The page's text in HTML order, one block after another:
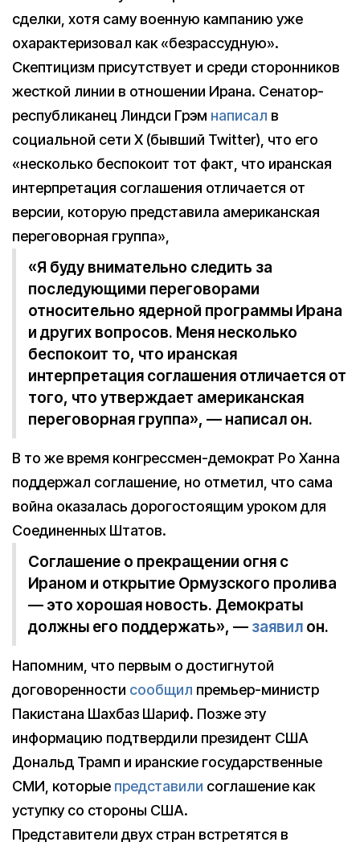
сделки, хотя саму военную кампанию уже
охарактеризовал как «безрассудную».
Скептицизм присутствует и среди сторонников
жесткой линии в отношении Ирана. Сенатор-
республиканец Линдси Грэм написал в
социальной сети X (бывший Twitter), что его
«несколько беспокоит тот факт, что иранская
интерпретация соглашения отличается от
версии, которую представила американская
переговорная группа»,
«Я буду внимательно следить за
последующими переговорами
относительно ядерной программы Ирана
и других вопросов. Меня несколько
беспокоит то, что иранская
интерпретация соглашения отличается от
того, что утверждает американская
переговорная группа», — написал он.
В то же время конгрессмен-демократ Ро Ханна
поддержал соглашение, но отметил, что сама
война оказалась дорогостоящим уроком для
Соединенных Штатов.
Соглашение о прекращении огня с
Ираном и открытие Ормузского пролива
— это хорошая новость. Демократы
должны его поддержать», — заявил он.
Напомним, что первым о достигнутой
договоренности сообщил премьер-министр
Пакистана Шахбаз Шариф. Позже эту
информацию подтвердили президент США
Дональд Трамп и иранские государственные
СМИ, которые представили соглашение как
уступку со стороны США.
Представители двух стран встретятся в